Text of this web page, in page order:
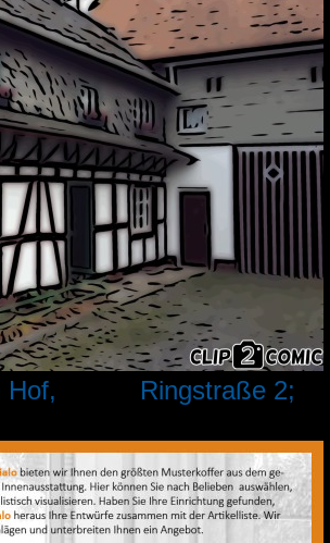
Hof, Ringstraße 2;